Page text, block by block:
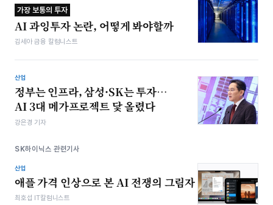
가장 보통의 투자
AI 과잉투자 논란, 어떻게 봐야할까
김세아 금융 칼럼니스트
산업
정부는 인프라, 삼성·SK는 투자…
AI 3대 메가프로젝트 닻 올렸다
강은경 기자
SK하이닉스 관련기사
산업
애플 가격 인상으로 본 AI 전쟁의 그림자
최호섭 IT칼럼니스트